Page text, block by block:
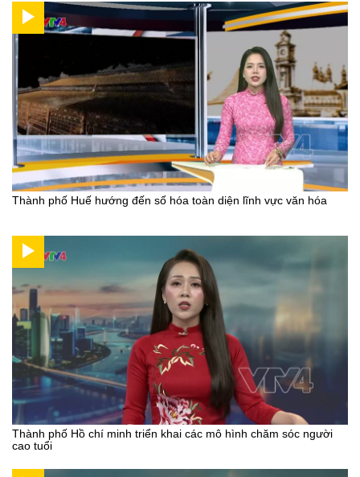
Thành phố Huế hướng đến số hóa toàn diện lĩnh vực văn hóa
Thành phố Hồ chí minh triển khai các mô hình chăm sóc người
cao tuổi